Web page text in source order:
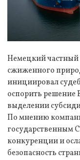
Немецкий частный
сжиженного
инициировал
оспорить решение
выделении
По мнению
государственным
конкуренции и
безопасность